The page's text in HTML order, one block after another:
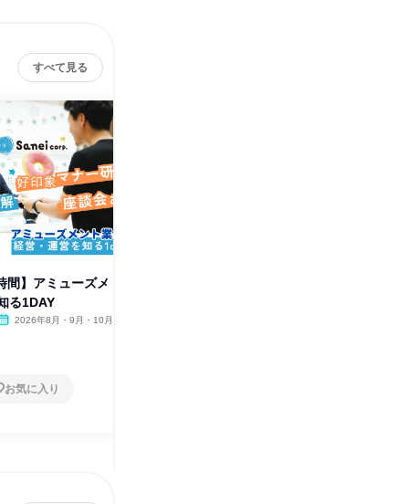
すべて見る
間】アミューズメ
る1DAY
2026年8月・9月・10月
お気に入り